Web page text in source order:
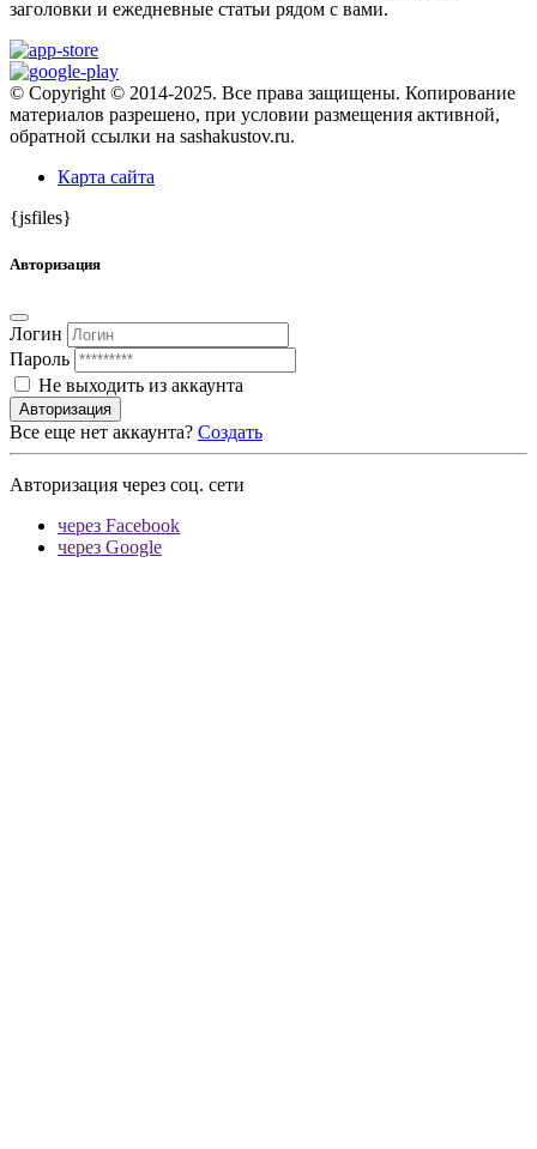
заголовки и ежедневные статьи рядом с вами.
© Copyright © 2014-2025. Все права защищены. Копирование
материалов разрешено, при условии размещения активной,
обратной ссылки на sashakustov.ru.
Карта сайта
{jsfiles}
Авторизация
Логин
Пароль
Не выходить из аккаунта
Авторизация
Все еще нет аккаунта? Создать
Авторизация через соц. сети
через Facebook
через Google